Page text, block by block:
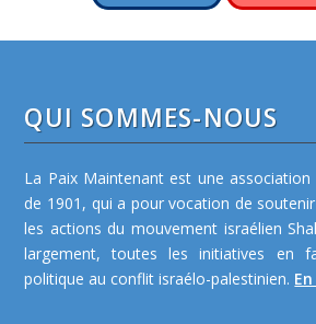
QUI SOMMES-NOUS
La Paix Maintenant est une
de 1901, qui a pour vocation de
les actions du mouvement israélien
largement, toutes les initiatives en
politique au conflit israélo-palestinien.